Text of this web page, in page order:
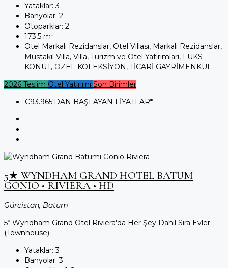
Yataklar: 3
Banyolar: 2
Otoparklar: 2
173,5 m²
Otel Markalı Rezidanslar, Otel Villası, Markalı Rezidanslar,
Müstakil Villa, Villa, Turizm ve Otel Yatırımları, LÜKS
KONUT, ÖZEL KOLEKSİYON, TİCARİ GAYRİMENKUL
2026 Teslim Otel Yatırımı Son Birimler
€93.965'DAN BAŞLAYAN FİYATLAR*
5★ WYNDHAM GRAND HOTEL BATUM
GONIO • RIVIERA • HD
Gürcistan, Batum
5* Wyndham Grand Otel Riviera'da Her Şey Dahil Sıra Evler
(Townhouse)
Yataklar: 3
Banyolar: 3